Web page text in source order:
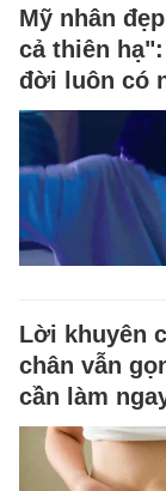
Mỹ nhân
cả thiên
đời luôn có
Lời khuyên
chân vẫn
cần làm